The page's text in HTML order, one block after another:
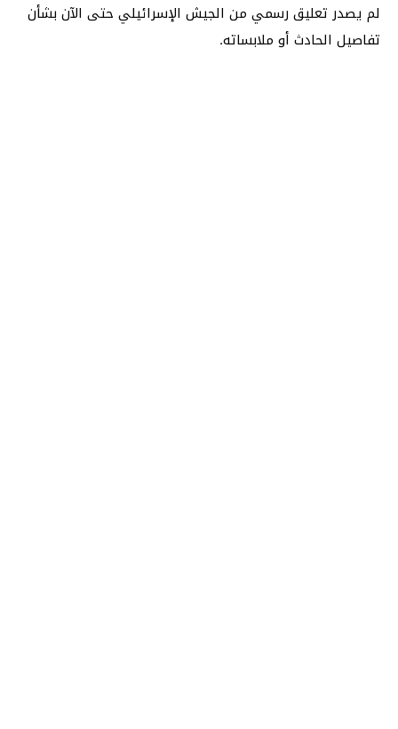
لم يصدر تعليق رسمي من الجيش الإسرائيلي حتى الآن بشأن
تفاصيل الحادث أو ملابساته.